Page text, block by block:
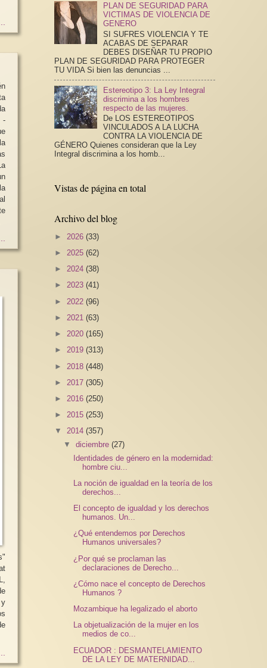
PLAN DE SEGURIDAD PARA
VICTIMAS DE VIOLENCIA DE
GENERO
SI SUFRES VIOLENCIA Y TE
ACABAS DE SEPARAR
DEBES DISEÑAR TU PROPIO
PLAN DE SEGURIDAD PARA PROTEGER
TU VIDA Si bien las denuncias ...
Estereotipo 3: La Ley Integral
discrimina a los hombres
respecto de las mujeres.
De LOS ESTEREOTIPOS
VINCULADOS A LA LUCHA
CONTRA LA VIOLENCIA DE
GÉNERO Quienes consideran que la Ley
Integral discrimina a los homb...
Vistas de página en total
Archivo del blog
► 2026 (33)
► 2025 (62)
► 2024 (38)
► 2023 (41)
► 2022 (96)
► 2021 (63)
► 2020 (165)
► 2019 (313)
► 2018 (448)
► 2017 (305)
► 2016 (250)
► 2015 (253)
▼ 2014 (357)
▼diciembre(27)
Identidades de género en la modernidad:
hombre ciu...
La noción de igualdad en la teoría de los
derechos...
El concepto de igualdad y los derechos
humanos. Un...
¿Qué entendemos por Derechos
Humanos universales?
¿Por qué se proclaman las
declaraciones de Derecho...
¿Cómo nace el concepto de Derechos
Humanos ?
Mozambique ha legalizado el aborto
La objetualización de la mujer en los
medios de co...
ECUADOR : DESMANTELAMIENTO
DE LA LEY DE MATERNIDAD...